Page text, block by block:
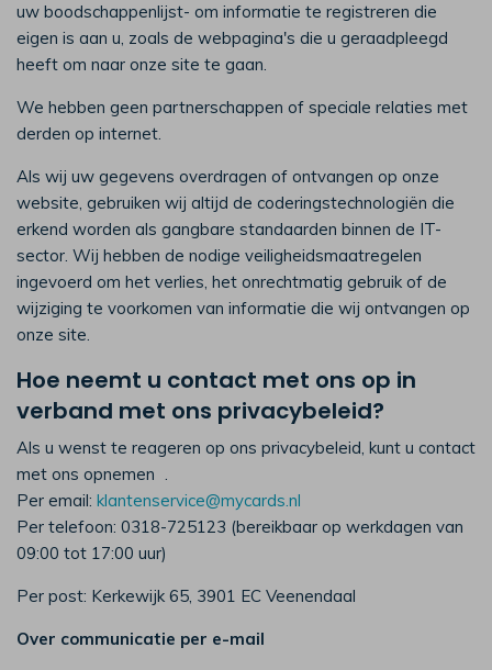
uw boodschappenlijst- om informatie te registreren die
eigen is aan u, zoals de webpagina's die u geraadpleegd
heeft om naar onze site te gaan.
We hebben geen partnerschappen of speciale relaties met
derden op internet.
Als wij uw gegevens overdragen of ontvangen op onze
website, gebruiken wij altijd de coderingstechnologiën die
erkend worden als gangbare standaarden binnen de IT-
sector. Wij hebben de nodige veiligheidsmaatregelen
ingevoerd om het verlies, het onrechtmatig gebruik of de
wijziging te voorkomen van informatie die wij ontvangen op
onze site.
Hoe neemt u contact met ons op in
verband met ons privacybeleid?
Als u wenst te reageren op ons privacybeleid, kunt u contact
met ons opnemen .
Per email: klantenservice@mycards.nl
Per telefoon: 0318-725123 (bereikbaar op werkdagen van
09:00 tot 17:00 uur)
Per post: Kerkewijk 65, 3901 EC Veenendaal
Over communicatie per e-mail